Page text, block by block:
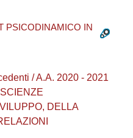
PSICODINAMICO IN
/ A.A. 2020 - 2021
DELLA